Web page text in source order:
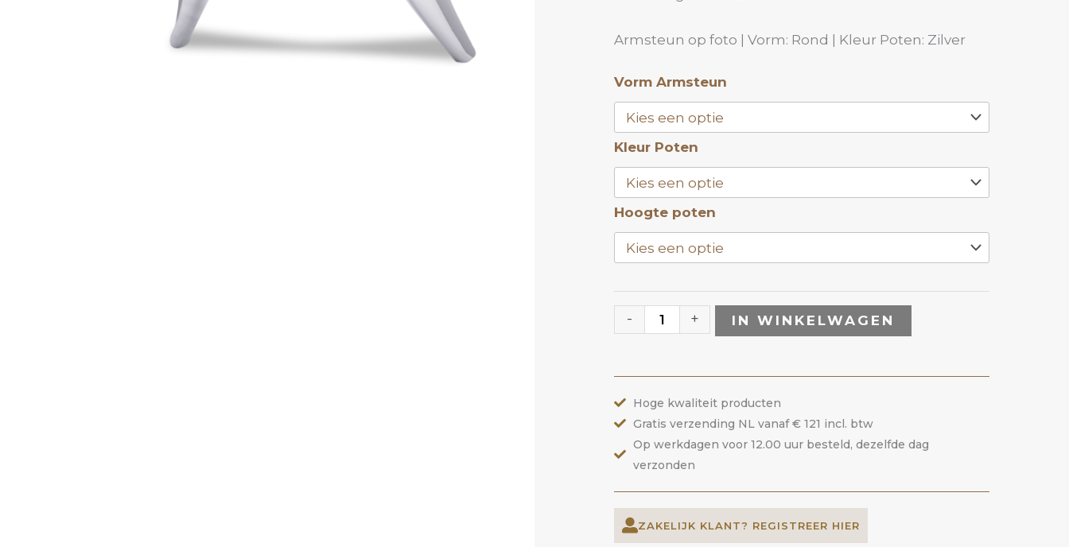
Armsteun op foto | Vorm: Rond | Kleur Poten: Zilver
Vorm Armsteun
Kleur Poten
Hoogte poten
-
Armsteun
Zwart
Croco
|
ANOLE
aantal
+ IN WINKELWAGEN
Hoge kwaliteit producten
Gratis verzending NL vanaf € 121 incl. btw
Op werkdagen voor 12.00 uur besteld, dezelfde dag
verzonden
ZAKELIJK KLANT? REGISTREER HIER